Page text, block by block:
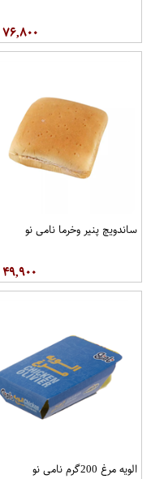
۷۶,۸۰۰
ساندویچ پنیر وخرما نامی نو
۴۹,۹۰۰
الویه مرغ 200گرم نامی نو